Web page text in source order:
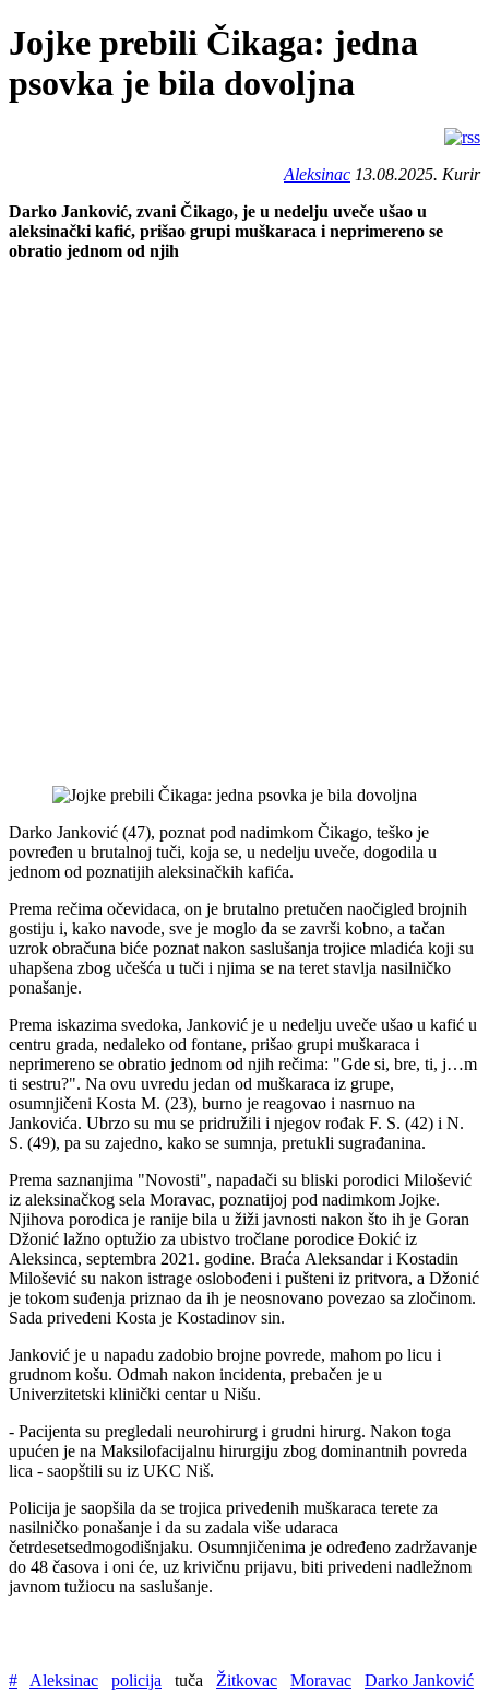
Jojke prebili Čikaga: jedna
psovka je bila dovoljna
Aleksinac 13.08.2025. Kurir
Darko Janković, zvani Čikago, je u nedelju uveče ušao u
aleksinački kafić, prišao grupi muškaraca i neprimereno se
obratio jednom od njih
Darko Janković (47), poznat pod nadimkom Čikago, teško je
povređen u brutalnoj tuči, koja se, u nedelju uveče, dogodila u
jednom od poznatijih aleksinačkih kafića.
Prema rečima očevidaca, on je brutalno pretučen naočigled brojnih
gostiju i, kako navode, sve je moglo da se završi kobno, a tačan
uzrok obračuna biće poznat nakon saslušanja trojice mladića koji su
uhapšena zbog učešća u tuči i njima se na teret stavlja nasilničko
ponašanje.
Prema iskazima svedoka, Janković je u nedelju uveče ušao u kafić u
centru grada, nedaleko od fontane, prišao grupi muškaraca i
neprimereno se obratio jednom od njih rečima: "Gde si, bre, ti, j…m
ti sestru?". Na ovu uvredu jedan od muškaraca iz grupe,
osumnjičeni Kosta M. (23), burno je reagovao i nasrnuo na
Jankovića. Ubrzo su mu se pridružili i njegov rođak F. S. (42) i N.
S. (49), pa su zajedno, kako se sumnja, pretukli sugrađanina.
Prema saznanjima "Novosti", napadači su bliski porodici Milošević
iz aleksinačkog sela Moravac, poznatijoj pod nadimkom Jojke.
Njihova porodica je ranije bila u žiži javnosti nakon što ih je Goran
Džonić lažno optužio za ubistvo tročlane porodice Đokić iz
Aleksinca, septembra 2021. godine. Braća Aleksandar i Kostadin
Milošević su nakon istrage oslobođeni i pušteni iz pritvora, a Džonić
je tokom suđenja priznao da ih je neosnovano povezao sa zločinom.
Sada privedeni Kosta je Kostadinov sin.
Janković je u napadu zadobio brojne povrede, mahom po licu i
grudnom košu. Odmah nakon incidenta, prebačen je u
Univerzitetski klinički centar u Nišu.
- Pacijenta su pregledali neurohirurg i grudni hirurg. Nakon toga
upućen je na Maksilofacijalnu hirurgiju zbog dominantnih povreda
lica - saopštili su iz UKC Niš.
Policija je saopšila da se trojica privedenih muškaraca terete za
nasilničko ponašanje i da su zadala više udaraca
četrdesetsedmogodišnjaku. Osumnjičenima je određeno zadržavanje
do 48 časova i oni će, uz krivičnu prijavu, biti privedeni nadležnom
javnom tužiocu na saslušanje.
# Aleksinac policija tuča Žitkovac Moravac
Darko Janković